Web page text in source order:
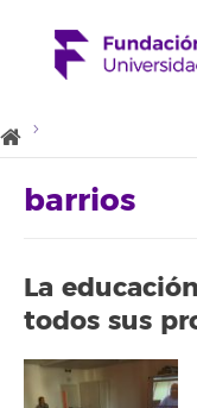
barrios
La
todos sus